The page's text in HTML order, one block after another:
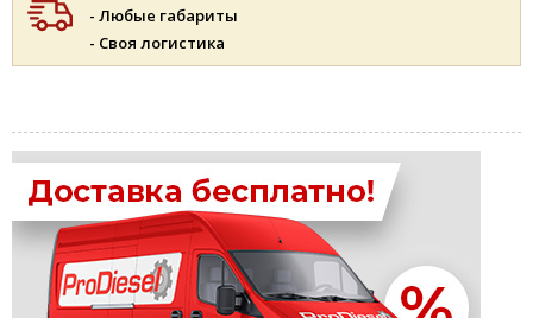
- Любые габариты
- Своя логистика